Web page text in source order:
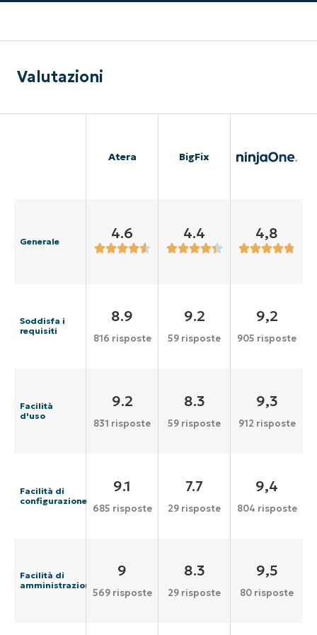
Valutazioni
Atera BigFix
Generale 4.6 4.4 4,8
Soddisfa i
requisiti
8.9
816 risposte
9.2
59 risposte
9,2
905 risposte
Facilità
d'uso
9.2
831 risposte
8.3
59 risposte
9,3
912 risposte
Facilità di
configurazione
9.1
685 risposte
7.7
29 risposte
9,4
804 risposte
Facilità di
amministrazione
9
569 risposte
8.3
29 risposte
9,5
80 risposte